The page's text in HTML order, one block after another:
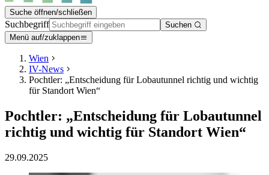
Suche öffnen/schließen
Suchbegriff
Suchen
Menü auf/zuklappen
Wien
IV-News
Pochtler: „Entscheidung für Lobautunnel richtig und wichtig
für Standort Wien“
Pochtler: „Entscheidung für Lobautunnel
richtig und wichtig für Standort Wien“
29.09.2025